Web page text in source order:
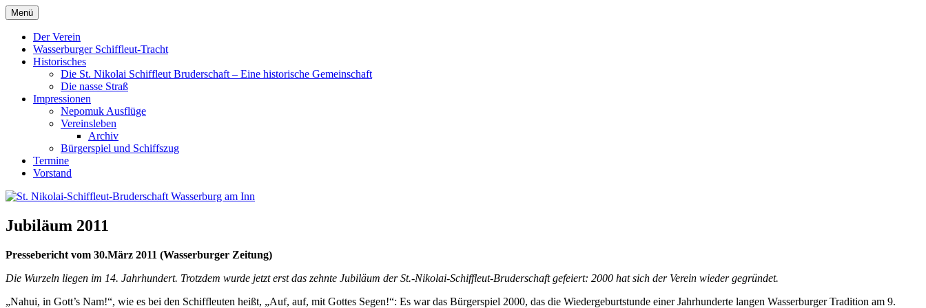
Zum
Inhalt
springen
St. Nikolai-Schiffleut-Bruderschaft Wasserburg am Inn
Menü
Der Verein
Wasserburger Schiffleut-Tracht
Historisches
Die St. Nikolai Schiffleut Bruderschaft – Eine historische Gemeinschaft
Die nasse Straß
Impressionen
Nepomuk Ausflüge
Vereinsleben
Archiv
Bürgerspiel und Schiffszug
Termine
Vorstand
Jubiläum 2011
Pressebericht vom 30.März 2011 (Wasserburger Zeitung)
Die Wurzeln liegen im 14. Jahrhundert. Trotzdem wurde jetzt erst das zehnte Jubiläum der St.-Nikolai-Schiffleut-Bruderschaft gefeiert: 2000 hat sich der Verein wieder gegründet.
„Nahui, in Gott’s Nam!“, wie es bei den Schiffleuten heißt, „Auf, auf, mit Gottes Segen!“: Es war das Bürgerspiel 2000, das die Wiedergeburtstunde einer Jahrhunderte langen Wasserburger Tradition am 9.